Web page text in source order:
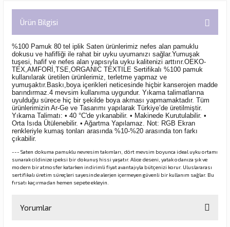
Ürün Bilgisi
%100 Pamuk 80 tel iplik Saten ürünlerimiz nefes alan pamuklu
dokusu ve hafifliği ile rahat bir uyku uyumanızı sağlar.Yumuşak
tuşesi, hafif ve nefes alan yapısıyla uyku kalitenizi arttırır.OEKO-
TEX,AMFORİ,TSE,ORGANIC TEXTILE Sertifikalı %100 pamuk
kullanılarak üretilen ürünlerimiz, terletme yapmaz ve
yumuşaktır.Baskı,boya içerikleri neticesinde hiçbir kanserojen madde
barındırmaz.4 mevsim kullanıma uygundur. Yıkama talimatlarına
uyulduğu sürece hiç bir şekilde boya akması yapmamaktadır. Tüm
ürünlerimizin Ar-Ge ve Tasarımı yapılarak Türkiye’de üretilmiştir.
Yıkama Talimatı: • 40 °C'de yıkanabilir. • Makinede Kurutulabilir. •
Orta Isıda Ütülenebilir. • Ağartma Yapılamaz. Not: RGB Ekran
renkleriyle kumaş tonları arasında %10-%20 arasında ton farkı
çıkabilir.
--- Saten dokuma pamuklu nevresim takımları, dört mevsim boyunca ideal uyku ortamı
sunarak cildinize ipeksi bir dokunuş hissi yaşatır. Alice deseni, yatak odanıza şık ve
modern bir atmosfer katarken indirimli fiyat avantajıyla bütçenizi korur. Uluslararası
sertifikalı üretim süreçleri sayesinde alerjen içermeyen güvenli bir kullanım sağlar. Bu
fırsatı kaçırmadan hemen sepete ekleyin.
Yorumlar